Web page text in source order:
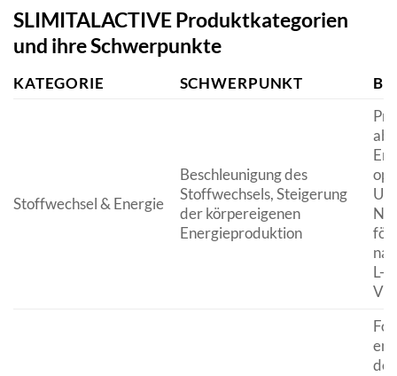
SLIMITALACTIVE Produktkategorien
und ihre Schwerpunkte
KATEGORIE SCHWERPUNKT
Stoffwechsel & Energie
Beschleunigung des
Stoffwechsels, Steigerung
der körpereigenen
Energieproduktion
L-